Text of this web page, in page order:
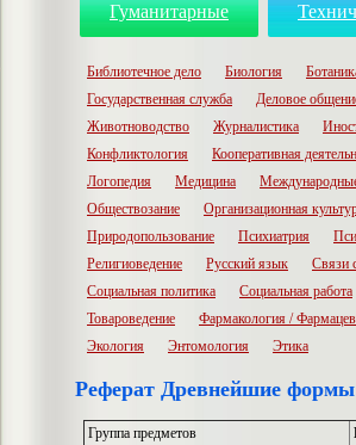
Гуманитарные
Библиотечное дело Биология
Государственная служба
Деловое
Животноводство
Журналистика
Конфликтология
Кооперативная
Логопедия
Медицина
Обществозание
Организационная
Природопользование
Психиатрия
Религиоведение
Русский язык Связи
Социальная политика
Социальная работа
Товароведение
Фармакология /
Экология
Энтомология Этика
Реферат Древнейшие формы
Группа предметов